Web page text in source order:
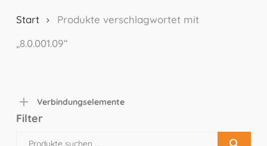
Start
Produkte verschlagwortet mit
„8.0.001.09“
Verbindungselemente
Filter